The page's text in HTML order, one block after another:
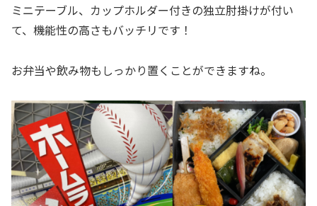
ミニテーブル、カップホルダー付きの独立肘掛けが付い
て、機能性の高さもバッチリです！
お弁当や飲み物もしっかり置くことができますね。